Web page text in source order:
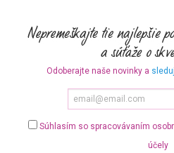
Odoberajte naše novinky a
Súhlasím so spracovávaním
účely